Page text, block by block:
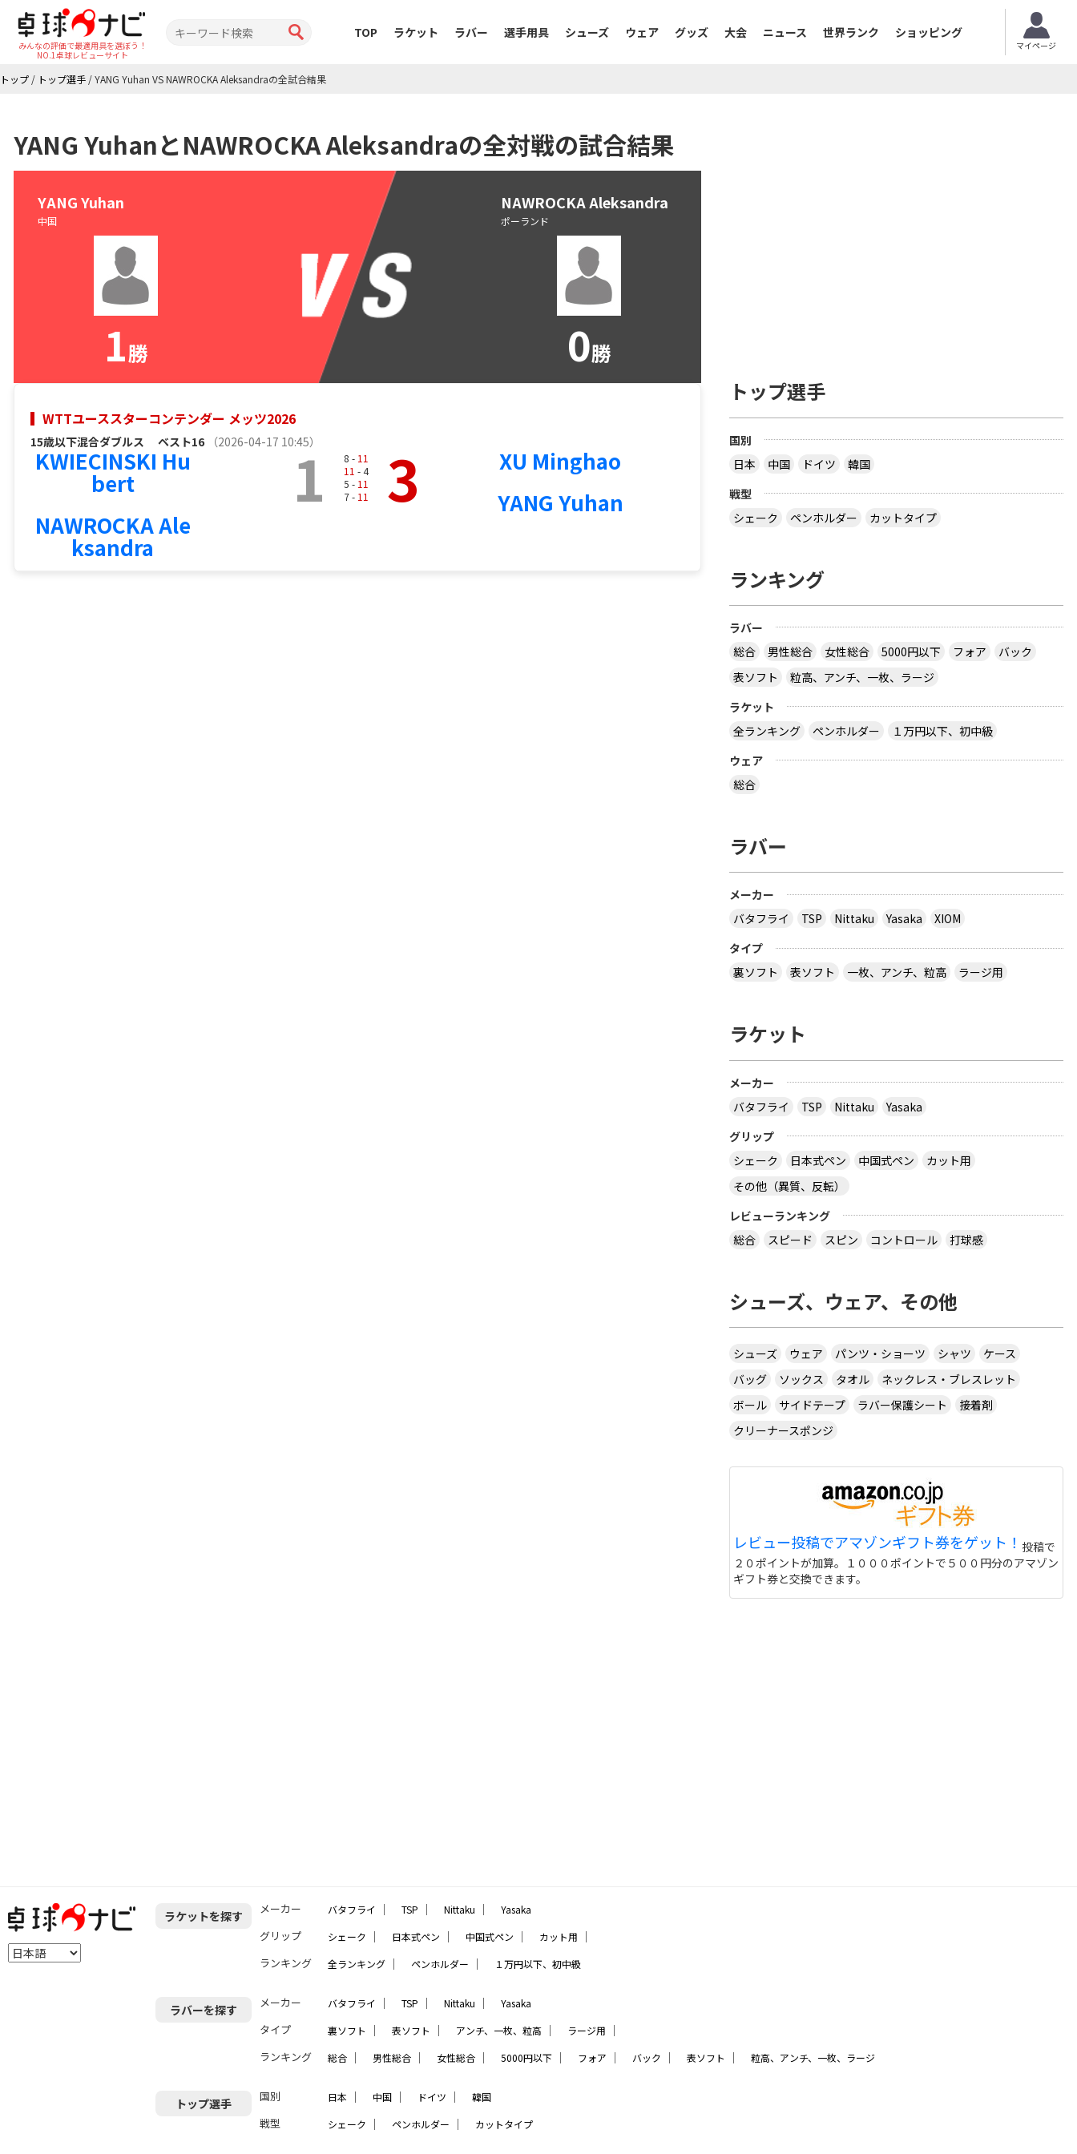
みんなの評価で最適用具を選ぼう！
NO.1卓球レビューサイト
TOP ラケット ラバー 選手用具 シューズ ウェア グッズ 大会 ニュース 世界ランク ショッピング
マイページ
トップ / トップ選手 /YANG Yuhan VS NAWROCKA Aleksandraの全試合結果
YANG YuhanとNAWROCKA Aleksandraの全対戦の試合結果
YANG Yuhan
中国
1勝
NAWROCKA Aleksandra
ポーランド
0勝
WTTユーススターコンテンダー メッツ2026
15歳以下混合ダブルス ベスト16 （2026-04-17 10:45）
KWIECINSKI Hu
bert
NAWROCKA Ale
ksandra
1 8 - 11
11 - 4
5 - 11
7 - 11 3
XU Minghao
YANG Yuhan
トップ選手
国別
日本
中国 ドイツ
韓国
戦型
シェーク
ペンホルダー カットタイプ
ランキング
ラバー
総合
男性総合 女性総合 5000円以下 フォア
バック
表ソフト
粒高、アンチ、一枚、ラージ
ラケット
全ランキング
ペンホルダー
１万円以下、初中級
ウェア
総合
ラバー
メーカー
バタフライ
TSP Nittaku Yasaka
XIOM
タイプ
裏ソフト
表ソフト 一枚、アンチ、粒高 ラージ用
ラケット
メーカー
バタフライ
TSP Nittaku
Yasaka
グリップ
シェーク
日本式ペン 中国式ペン
カット用
その他（異質、反転）
レビューランキング
総合
スピード スピン コントロール 打球感
シューズ、ウェア、その他
シューズ ウェア パンツ・ショーツ シャツ
ケース
バッグ
ソックス タオル
ネックレス・ブレスレット
ボール
サイドテープ ラバー保護シート
接着剤
クリーナースポンジ
レビュー投稿でアマゾンギフト券をゲット！ 投稿で
２０ポイントが加算。１０００ポイントで５００円分のアマゾン
ギフト券と交換できます。
ラケットを探す メーカー バタフライ ｜ TSP ｜ Nittaku ｜ Yasaka
グリップ シェーク ｜ 日本式ペン ｜ 中国式ペン ｜ カット用 ｜
ランキング 全ランキング ｜ ペンホルダー ｜ １万円以下、初中級
ラバーを探す メーカー バタフライ ｜ TSP ｜ Nittaku ｜ Yasaka
タイプ 裏ソフト ｜ 表ソフト ｜ アンチ、一枚、粒高 ｜ ラージ用 ｜
ランキング 総合 ｜ 男性総合 ｜ 女性総合 ｜ 5000円以下 ｜ フォア ｜ バック ｜ 表ソフト ｜ 粒高、アンチ、一枚、ラージ
トップ選手 国別 日本 ｜ 中国 ｜ ドイツ ｜ 韓国
戦型 シェーク ｜ ペンホルダー ｜ カットタイプ